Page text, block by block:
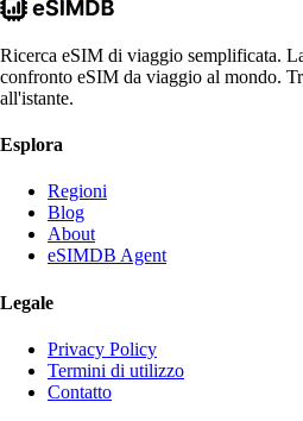
Ricerca eSIM di viaggio semplificata.
confronto eSIM da viaggio al mondo.
all'istante.
Esplora
Regioni
Blog
About
eSIMDB Agent
Legale
Privacy Policy
Termini di utilizzo
Contatto